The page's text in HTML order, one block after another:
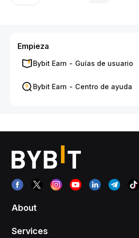
Empieza
Bybit Earn - Guías de usuario
Bybit Earn - Centro de ayuda
About
Services